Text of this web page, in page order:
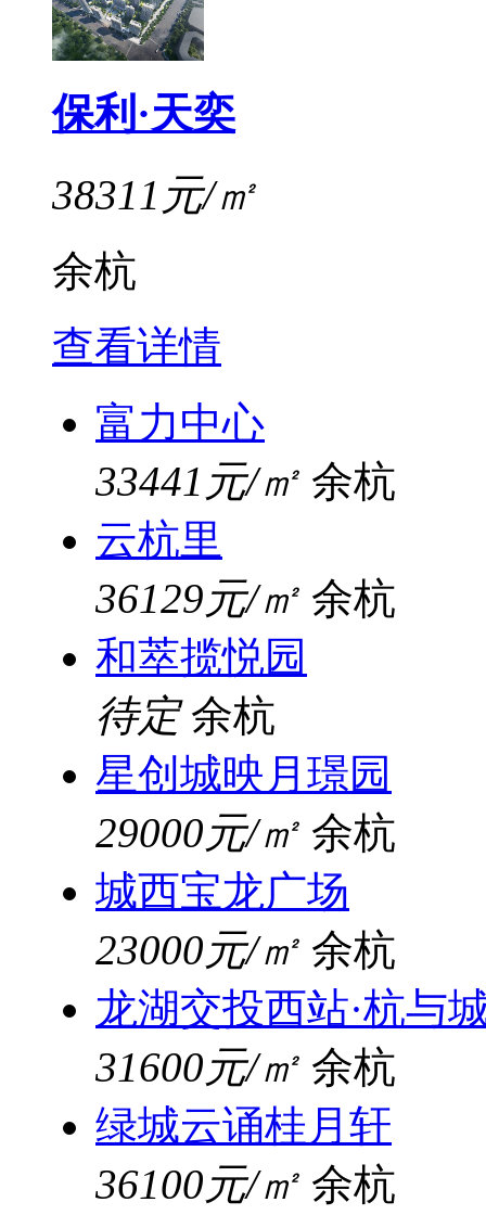
保利·天奕
38311元/㎡
余杭
查看详情
富力中心
33441元/㎡ 余杭
云杭里
36129元/㎡ 余杭
和萃揽悦园
待定 余杭
星创城映月璟园
29000元/㎡ 余杭
城西宝龙广场
23000元/㎡ 余杭
龙湖交投西站·杭与
31600元/㎡ 余杭
绿城云诵桂月轩
36100元/㎡ 余杭